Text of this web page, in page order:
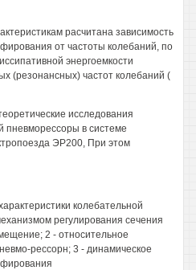
расчитана зависимость
от частоты колебаний, по
энергоемкости
(резонансных) частот колебаний (
исследования
пневморессоры в системе
ЭР200, При этом
колебательной
регулирования сечения
2 - относительное
рессорн; 3 - динамическое